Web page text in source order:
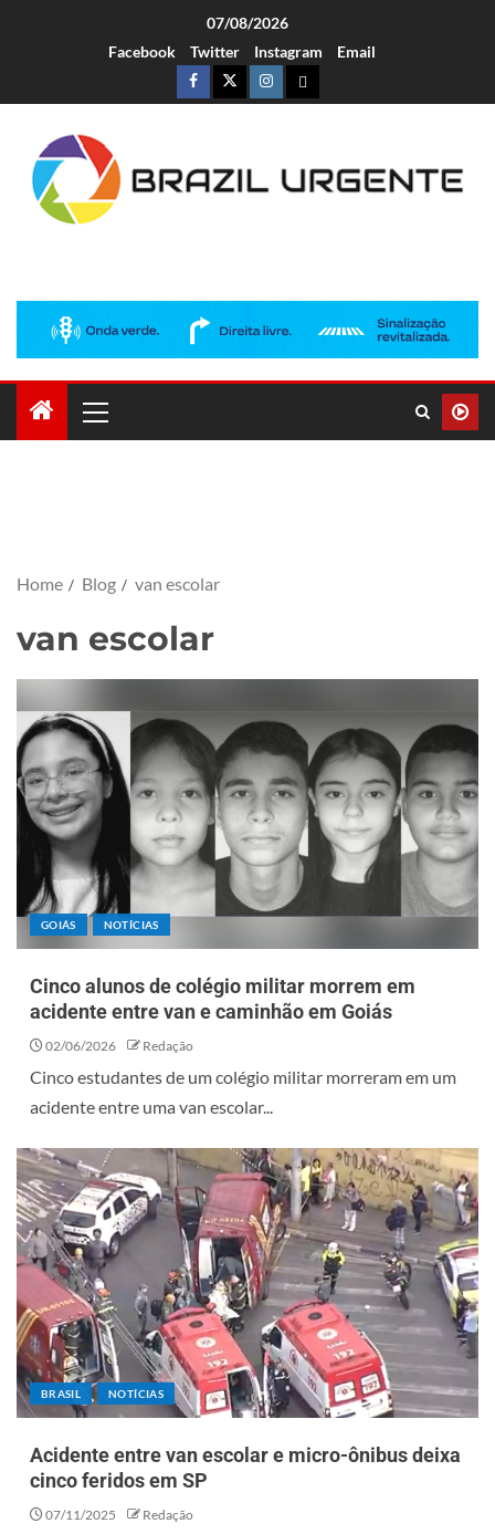
07/08/2026
Facebook
Twitter Instagram Email
Home Blog van escolar
van escolar
GOIÁS NOTÍCIAS
Cinco alunos de colégio militar morrem em
acidente entre van e caminhão em Goiás
02/06/2026 Redação
Cinco estudantes de um colégio militar morreram em um
acidente entre uma van escolar...
BRASIL NOTÍCIAS
Acidente entre van escolar e micro-ônibus deixa
cinco feridos em SP
07/11/2025 Redação